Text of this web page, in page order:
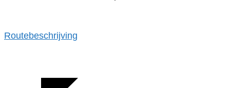
Routebeschrijving